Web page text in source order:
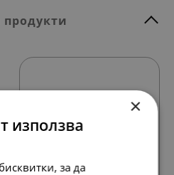
×
използва
за да